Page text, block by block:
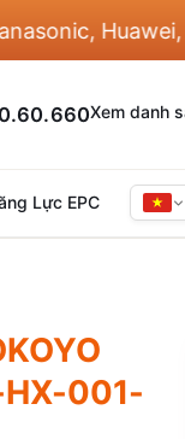
Huawei,
Xem danh
Lực EPC
HX-001-